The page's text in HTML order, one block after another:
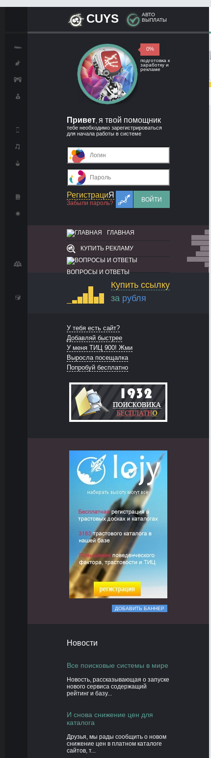
CUYS
АВТО
ВЫПЛАТЫ
0%
подготовка к
заработку и
рекламе
Привет я твой помощник
тебе необходимо зарегистрироваться
для начала работы в системе
РегистрациЯ
Забыли пароль?
ВОЙТИ
ГЛАВНАЯ
КУПИТЬ РЕКЛАМУ
ВОПРОСЫ И ОТВЕТЫ
Купить ссылку
за рубля
У тебя есть сайт?
Добавляй быстрее
У меня ТИЦ 900! Жми
Выросла посещалка
Попробуй бесплатно
ДОБАВИТЬ БАННЕР
Новости
Все поисковые системы в мире
Новость, рассказывающая о запуске
нового сервиса содержащий
рейтинг и базу...
И снова снижение цен для
каталога
Друзья, мы рады сообщить о новом
снижение цен в платном каталоге
сайтов, т...